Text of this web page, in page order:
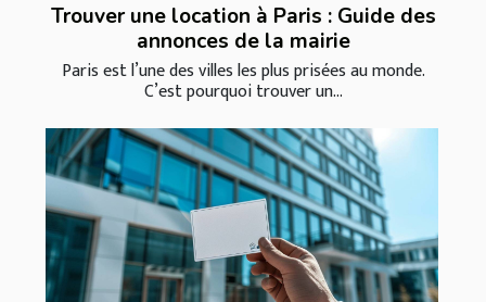
Trouver une location à Paris : Guide des
annonces de la mairie
Paris est l’une des villes les plus prisées au monde.
C’est pourquoi trouver un...